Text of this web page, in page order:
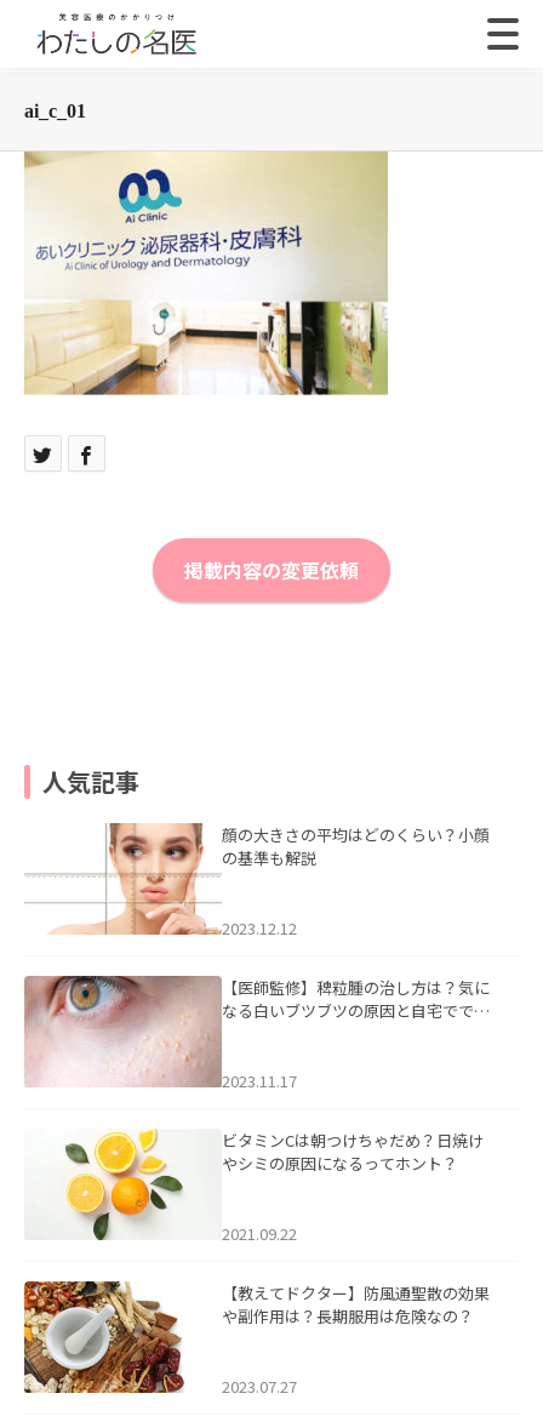
ai_c_01
掲載内容の変更依頼
人気記事
顔の大きさの平均はどのくらい？小顔
の基準も解説
2023.12.12
【医師監修】稗粒腫の治し方は？気に
なる白いブツブツの原因と自宅ででき
2023.11.17
ビタミンCは朝つけちゃだめ？日焼け
やシミの原因になるってホント？
2021.09.22
【教えてドクター】防風通聖散の効果
や副作用は？長期服用は危険なの？
2023.07.27